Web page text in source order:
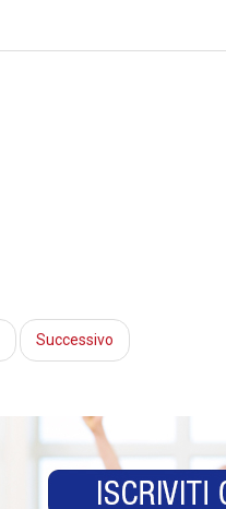
Successivo